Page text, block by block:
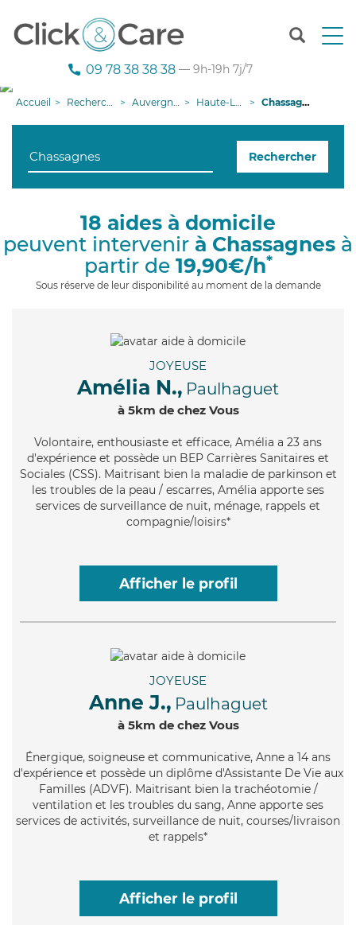
T
n
g
i
09 78 38 38 38 — 9h-19h 7j/7
Accueil Recherche aide à domicile Auvergne-Rhône-Alpes Haute-Loire Chassagnes
Rechercher
18 aides à domicile
peuvent intervenir à Chassagnes à
partir de 19,90€/h*
Sous réserve de leur disponibilité au moment de la demande
JOYEUSE
Amélia N., Paulhaguet
à 5km de chez Vous
Volontaire, enthousiaste et efficace, Amélia a 23 ans
d'expérience et possède un BEP Carrières Sanitaires et
Sociales (CSS). Maitrisant bien la maladie de parkinson et
les troubles de la peau / escarres, Amélia apporte ses
services de surveillance de nuit, ménage, rappels et
compagnie/loisirs*
Afficher le profil
JOYEUSE
Anne J., Paulhaguet
à 5km de chez Vous
Énergique, soigneuse et communicative, Anne a 14 ans
d'expérience et possède un diplôme d'Assistante De Vie aux
Familles (ADVF). Maitrisant bien la trachéotomie /
ventilation et les troubles du sang, Anne apporte ses
services de activités, surveillance de nuit, courses/livraison
et rappels*
Afficher le profil